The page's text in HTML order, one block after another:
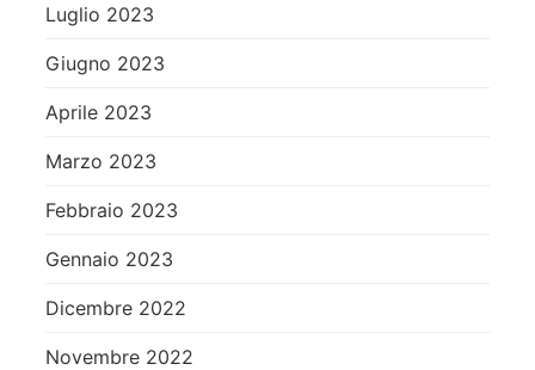
Luglio 2023
Giugno 2023
Aprile 2023
Marzo 2023
Febbraio 2023
Gennaio 2023
Dicembre 2022
Novembre 2022